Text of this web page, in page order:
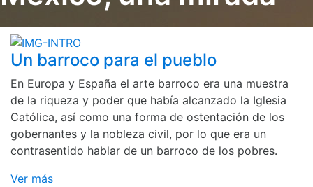
Un barroco para el pueblo
En Europa y España el arte barroco era una muestra
de la riqueza y poder que había alcanzado la Iglesia
Católica, así como una forma de ostentación de los
gobernantes y la nobleza civil, por lo que era un
contrasentido hablar de un barroco de los pobres.
Ver más